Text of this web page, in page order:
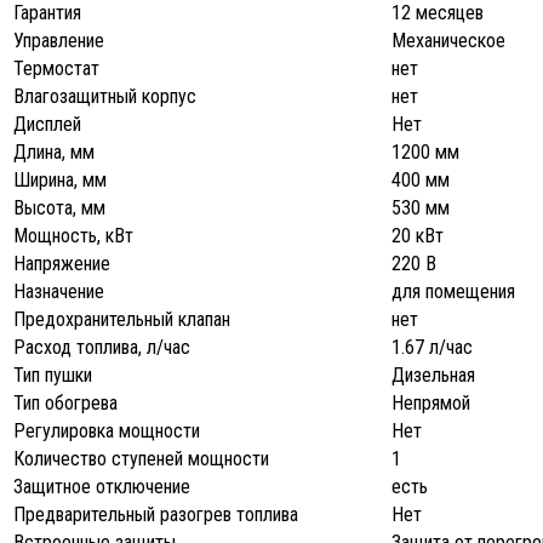
Гарантия
12 месяцев
Управление
Механическое
Термостат
нет
Влагозащитный корпус
нет
Дисплей
Нет
Длина, мм
1200 мм
Ширина, мм
400 мм
Высота, мм
530 мм
Мощность, кВт
20 кВт
Напряжение
220 В
Назначение
для помещения
Предохранительный клапан
нет
Расход топлива, л/час
1.67 л/час
Тип пушки
Дизельная
Тип обогрева
Непрямой
Регулировка мощности
Нет
Количество ступеней мощности
1
Защитное отключение
есть
Предварительный разогрев топлива
Нет